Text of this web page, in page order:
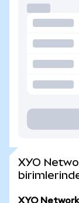
XYO
XYO